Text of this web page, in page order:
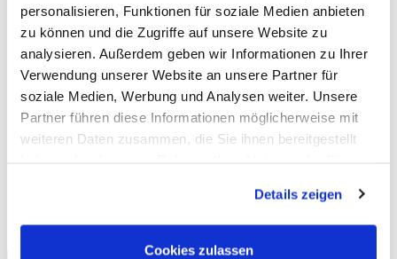
personalisieren, Funktionen für soziale Medien anbieten
zu können und die Zugriffe auf unsere Website zu
analysieren. Außerdem geben wir Informationen zu Ihrer
Verwendung unserer Website an unsere Partner für
soziale Medien, Werbung und Analysen weiter. Unsere
Partner führen diese Informationen möglicherweise mit
weiteren Daten zusammen, die Sie ihnen bereitgestellt
Details zeigen
Cookies zulassen
Weg (E-Mail, Download etc.) austauschen
Zahlungsabläufe lassen sich automatisieren und
vereinfachen, während Fehler durch die manuelle Daten-
und Belegerfassung wegfallen
Besitzt Ihr ERP-System eine Einlesemöglichkeit für die
XML-Datei oder wird die Integrationsplattform eines
Drittanbieters verwendet, können ebenfalls